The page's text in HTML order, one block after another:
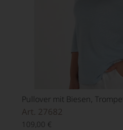
Pullover mit Biesen,
Art. 27682
109,00 €